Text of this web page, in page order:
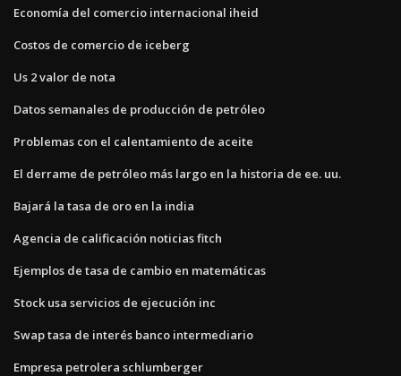
Economía del comercio internacional iheid
Costos de comercio de iceberg
Us 2 valor de nota
Datos semanales de producción de petróleo
Problemas con el calentamiento de aceite
El derrame de petróleo más largo en la historia de ee. uu.
Bajará la tasa de oro en la india
Agencia de calificación noticias fitch
Ejemplos de tasa de cambio en matemáticas
Stock usa servicios de ejecución inc
Swap tasa de interés banco intermediario
Empresa petrolera schlumberger